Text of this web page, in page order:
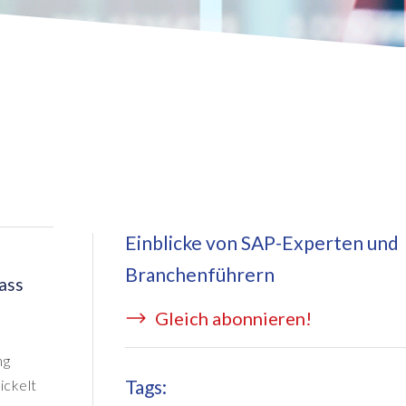
Managed Services
Einblicke von SAP-Experten und
Branchenführern
Gleich abonnieren!
Tags: